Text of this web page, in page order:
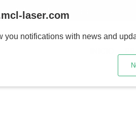
48 hs habiles porteriores al pago ,
laser.com
you notifications with news and